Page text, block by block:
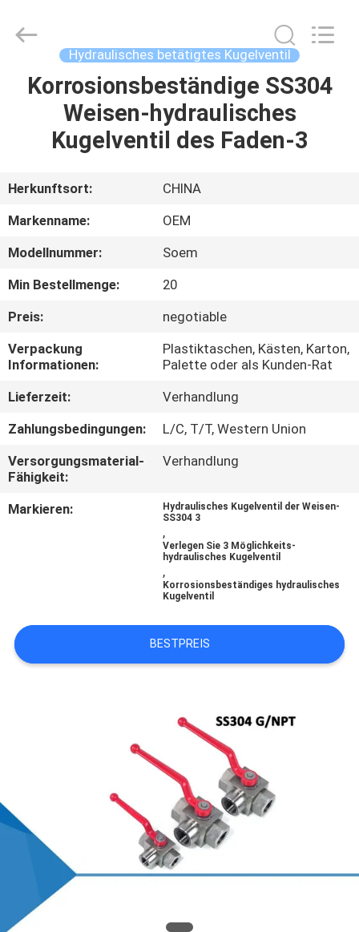
STARTSEITE
PRODUKTE
VIDEOS
UNS
FABRIK
TOUR
QUALITÄTSKONTROLLE
BLOG
DATENSCHUTZERKLÄRUNG
Management
Services
Reserved.
Hydraulisches betätigtes Kugelventil
Korrosionsbeständige SS304
Weisen-hydraulisches
Kugelventil des Faden-3
Herkunftsort:
CHINA
Markenname:
OEM
Modellnummer:
Soem
Min Bestellmenge:
20
Preis:
negotiable
Verpackung
Informationen:
Plastiktaschen, Kästen, Karton,
Palette oder als Kunden-Rat
Lieferzeit:
Verhandlung
Zahlungsbedingungen:
L/C, T/T, Western Union
Versorgungsmaterial-
Fähigkeit:
Verhandlung
Markieren:
Hydraulisches Kugelventil der Weisen-
SS304 3
,
Verlegen Sie 3 Möglichkeits-
hydraulisches Kugelventil
,
Korrosionsbeständiges hydraulisches
Kugelventil
BESTPREIS